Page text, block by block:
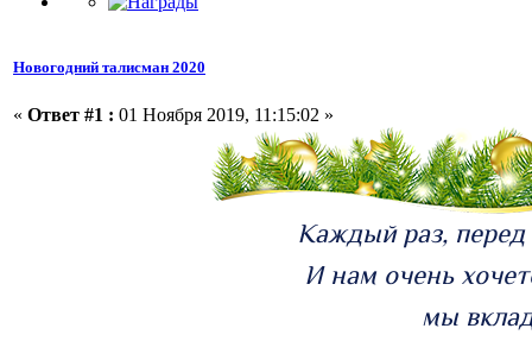
Новогодний талисман 2020
« Ответ #1 : 01 Ноября 2019, 11:15:02 »
Каждый раз,
И нам очень
мы